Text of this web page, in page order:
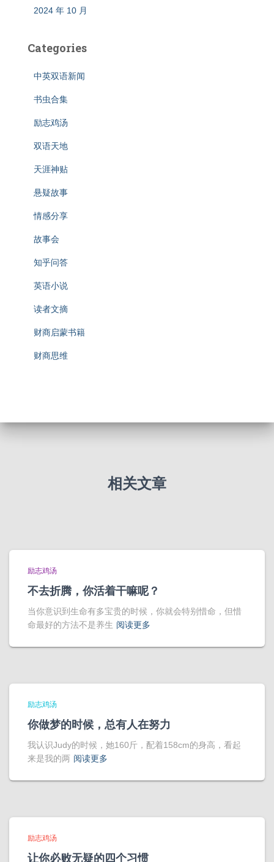
2024 年 10 月
Categories
中英双语新闻
书虫合集
励志鸡汤
双语天地
天涯神贴
悬疑故事
情感分享
故事会
知乎问答
英语小说
读者文摘
财商启蒙书籍
财商思维
相关文章
励志鸡汤
不去折腾，你活着干嘛呢？
当你意识到生命有多宝贵的时候，你就会特别惜命，但惜
命最好的方法不是养生 阅读更多
励志鸡汤
你做梦的时候，总有人在努力
我认识Judy的时候，她160斤，配着158cm的身高，看起
来是我的两 阅读更多
励志鸡汤
让你必败无疑的四个习惯